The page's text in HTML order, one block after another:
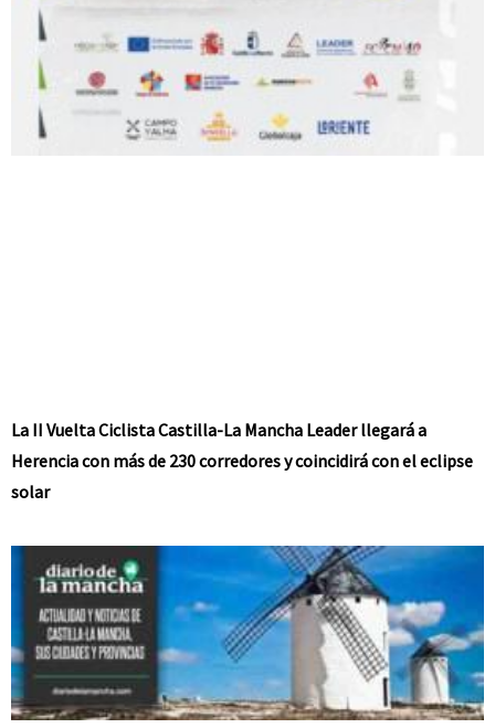
La II Vuelta Ciclista Castilla-La Mancha Leader llegará a
Herencia con más de 230 corredores y coincidirá con el eclipse
solar